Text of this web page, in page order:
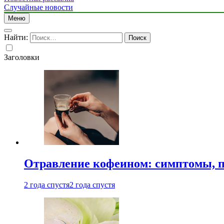
Случайные новости
Меню
Найти:
Заголовки
Отравление кофеином: симптомы,
2 года спустя2 года спустя